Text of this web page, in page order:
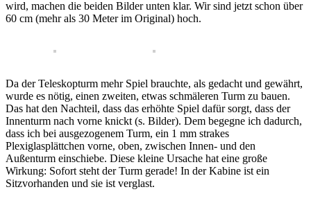
wird, machen die beiden Bilder unten klar. Wir sind jetzt schon über
60 cm (mehr als 30 Meter im Original) hoch.
Da der Teleskopturm mehr Spiel brauchte, als gedacht und gewährt,
wurde es nötig, einen zweiten, etwas schmäleren Turm zu bauen.
Das hat den Nachteil, dass das erhöhte Spiel dafür sorgt, dass der
Innenturm nach vorne knickt (s. Bilder). Dem begegne ich dadurch,
dass ich bei ausgezogenem Turm, ein 1 mm strakes
Plexiglasplättchen vorne, oben, zwischen Innen- und den
Außenturm einschiebe. Diese kleine Ursache hat eine große
Wirkung: Sofort steht der Turm gerade! In der Kabine ist ein
Sitzvorhanden und sie ist verglast.